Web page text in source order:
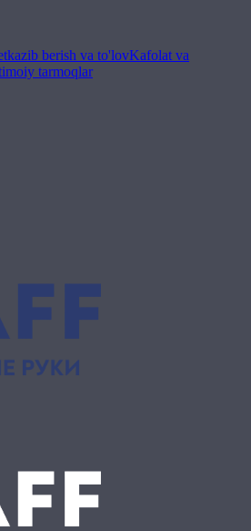
berish va to'lovKafolat va
tarmoqlar